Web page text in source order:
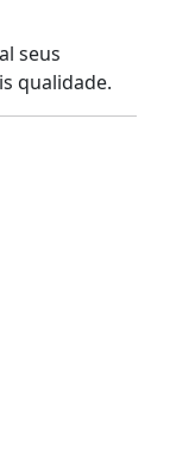
seus
qualidade.